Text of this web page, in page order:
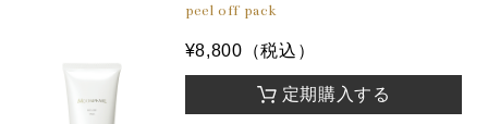
peel off pack
¥8,800（税込）
定期購入する